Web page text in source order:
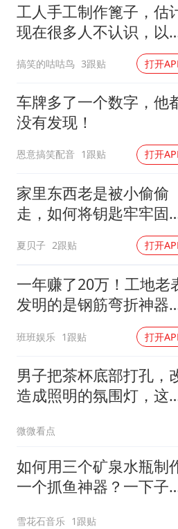
汕头市政
工人手工制作篦子，估
现在很多人不认识，以
搞笑的咕咕鸟 3跟贴 打开
车牌多了一个数字，他
没有发现！
恩意搞笑配音 1跟贴 打开
家里东西老是被小偷偷
走，如何将钥匙牢牢固
起来，看见也无法！
夏贝子 2跟贴 打开
一年赚了20万！工地老
发明的是钢筋弯折神器
班班娱乐 1跟贴 打开
男子把茶杯底部打孔，
造成照明的氛围灯，这
微微看点
如何用三个矿泉水瓶制
一个抓鱼神器？一下子
雪花石音乐 1跟贴